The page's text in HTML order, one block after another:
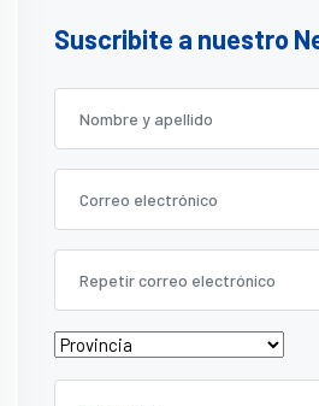
Suscribite a nuestro